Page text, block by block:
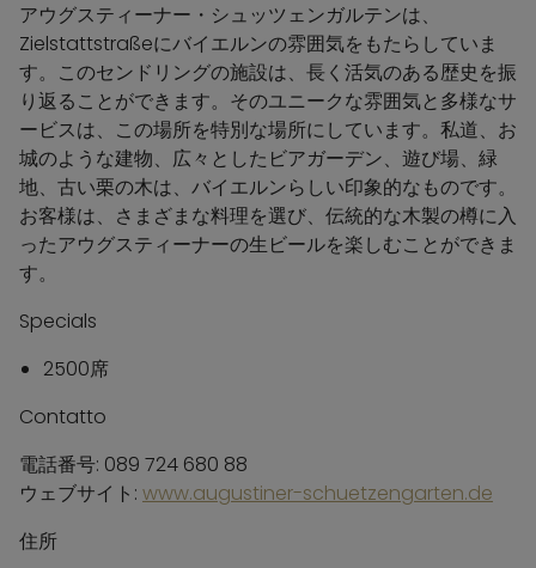
アウグスティーナー・シュッツェンガルテンは、
Zielstattstraßeにバイエルンの雰囲気をもたらしていま
す。このセンドリングの施設は、長く活気のある歴史を振
り返ることができます。そのユニークな雰囲気と多様なサ
ービスは、この場所を特別な場所にしています。私道、お
城のような建物、広々としたビアガーデン、遊び場、緑
地、古い栗の木は、バイエルンらしい印象的なものです。
お客様は、さまざまな料理を選び、伝統的な木製の樽に入
ったアウグスティーナーの生ビールを楽しむことができま
す。
Specials
2500席
Contatto
電話番号: 089 724 680 88
ウェブサイト: www.augustiner-schuetzengarten.de
住所